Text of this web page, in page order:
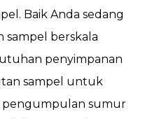
Baik Anda sedang
berskala
penyimpanan
sampel untuk
pengumpulan sumur